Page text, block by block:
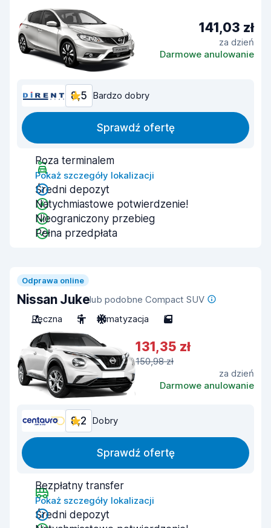
141,03 zł
za dzień
Darmowe anulowanie
8,5 Bardzo dobry
Sprawdź ofertę
Poza terminalem
Pokaż szczegóły lokalizacji
Średni depozyt
Natychmiastowe potwierdzenie!
Nieograniczony przebieg
Pełna przedpłata
Odprawa online
Nissan Jukelub podobne Compact SUV
Ręczna
5 Klimatyzacja 5
131,35 zł
150,98 zł
za dzień
Darmowe anulowanie
8,2 Dobry
Sprawdź ofertę
Bezpłatny transfer
Pokaż szczegóły lokalizacji
Średni depozyt